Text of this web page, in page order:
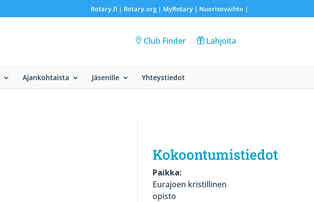
Rotary.fi| Rotary.org| MyRotary | Nuorisovaihto|
Club Finder Lahjoita
Ajankohtaista Jäsenille Yhteystiedot
Kokoontumistiedot
Paikka:
Eurajoen kristillinen
opisto